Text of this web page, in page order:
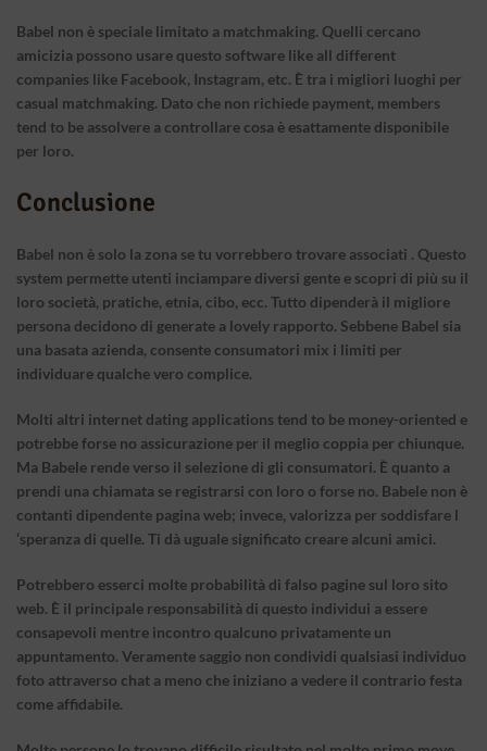
Babel non è speciale limitato a matchmaking. Quelli cercano
amicizia possono usare questo software like all different
companies like Facebook, Instagram, etc. È tra i migliori luoghi per
casual matchmaking. Dato che non richiede payment, members
tend to be assolvere a controllare cosa è esattamente disponibile
per loro.
Conclusione
Babel non è solo la zona se tu vorrebbero trovare associati . Questo
system permette utenti inciampare diversi gente e scopri di più su il
loro società, pratiche, etnia, cibo, ecc. Tutto dipenderà il migliore
persona decidono di generate a lovely rapporto. Sebbene Babel sia
una basata azienda, consente consumatori mix i limiti per
individuare qualche vero complice.
Molti altri internet dating applications tend to be money-oriented e
potrebbe forse no assicurazione per il meglio coppia per chiunque.
Ma Babele rende verso il selezione di gli consumatori. È quanto a
prendi una chiamata se registrarsi con loro o forse no. Babele non è
contanti dipendente pagina web; invece, valorizza per soddisfare l
‘speranza di quelle. Ti dà uguale significato creare alcuni amici.
Potrebbero esserci molte probabilità di falso pagine sul loro sito
web. È il principale responsabilità di questo individui a essere
consapevoli mentre incontro qualcuno privatamente un
appuntamento. Veramente saggio non condividi qualsiasi individuo
foto attraverso chat a meno che iniziano a vedere il contrario festa
come affidabile.